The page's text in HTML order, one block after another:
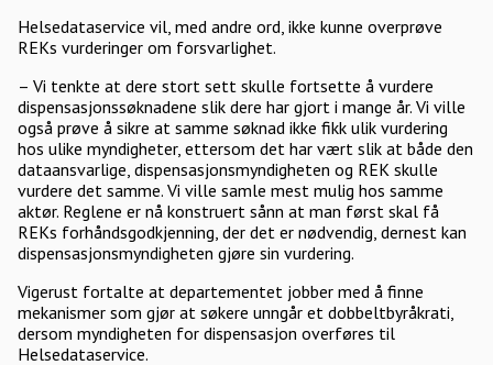
Helsedataservice vil, med andre ord, ikke kunne overprøve
REKs vurderinger om forsvarlighet.
– Vi tenkte at dere stort sett skulle fortsette å vurdere
dispensasjonssøknadene slik dere har gjort i mange år. Vi ville
også prøve å sikre at samme søknad ikke fikk ulik vurdering
hos ulike myndigheter, ettersom det har vært slik at både den
dataansvarlige, dispensasjonsmyndigheten og REK skulle
vurdere det samme. Vi ville samle mest mulig hos samme
aktør. Reglene er nå konstruert sånn at man først skal få
REKs forhåndsgodkjenning, der det er nødvendig, dernest kan
dispensasjonsmyndigheten gjøre sin vurdering.
Vigerust fortalte at departementet jobber med å finne
mekanismer som gjør at søkere unngår et dobbeltbyråkrati,
dersom myndigheten for dispensasjon overføres til
Helsedataservice.